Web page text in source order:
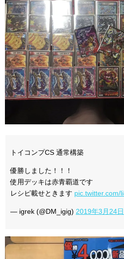
トイコンプCS 通常構築
優勝しました！！！
使用デッキは赤青覇道です
レシピ載せときます pic.twitter.com/
— igrek (@DM_igig) 2019年3月24日